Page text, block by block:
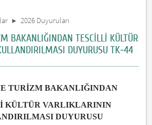
2026 Duyuruları
BAKANLIĞINDAN TESCİLLİ KÜLTÜR
DUYURUSU TK-44
TURİZM BAKANLIĞINDAN
KÜLTÜR VARLIKLARININ
DUYURUSU